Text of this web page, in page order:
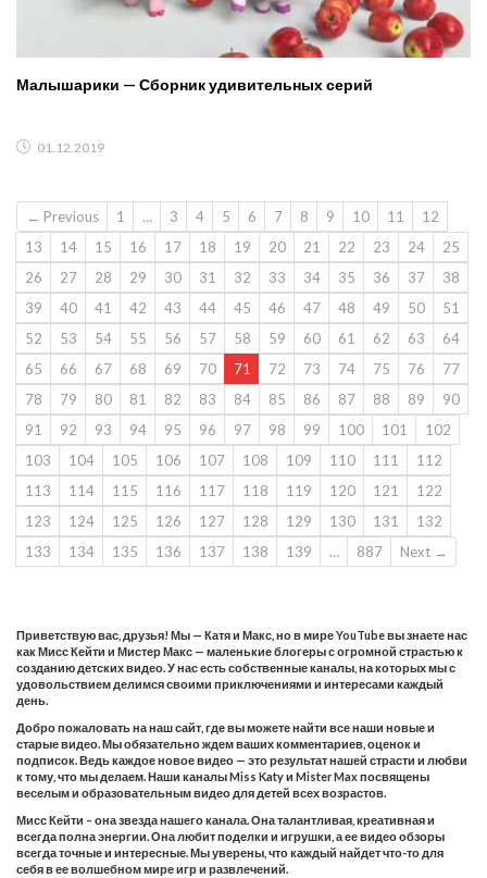
Малышарики — Сборник удивительных серий
01.12.2019
← Previous 1 … 3 4 5 6 7 8 9 10 11
12
13
14 15 16 17 18 19 20 21 22 23 24
25
26
27 28 29 30 31 32 33 34 35 36 37
38
39
40 41 42 43 44 45 46 47 48 49 50
51
52
53 54 55 56 57 58 59 60 61 62 63
64
65
66 67 68 69 70 71 72 73 74 75 76
77
78
79 80 81 82 83 84 85 86 87 88 89
90
91
92 93 94 95 96 97 98 99 100 101
102
103
104 105 106 107 108 109 110 111
112
113
114 115 116 117 118 119 120 121
122
123
124 125 126 127 128 129 130 131
132
133
134 135 136 137 138 139 … 887 Next →
Приветствую вас, друзья! Мы — Катя и Макс, но в мире YouTube вы знаете нас
как Мисс Кейти и Мистер Макс — маленькие блогеры с огромной страстью к
созданию детских видео. У нас есть собственные каналы, на которых мы с
удовольствием делимся своими приключениями и интересами каждый
день.
Добро пожаловать на наш сайт, где вы можете найти все наши новые и
старые видео. Мы обязательно ждем ваших комментариев, оценок и
подписок. Ведь каждое новое видео — это результат нашей страсти и любви
к тому, что мы делаем. Наши каналы Miss Katy и Mister Max посвящены
веселым и образовательным видео для детей всех возрастов.
Мисс Кейти – она звезда нашего канала. Она талантливая, креативная и
всегда полна энергии. Она любит поделки и игрушки, а ее видео обзоры
всегда точные и интересные. Мы уверены, что каждый найдет что-то для
себя в ее волшебном мире игр и развлечений.